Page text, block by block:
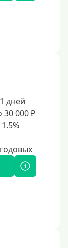
дней
30 000 ₽